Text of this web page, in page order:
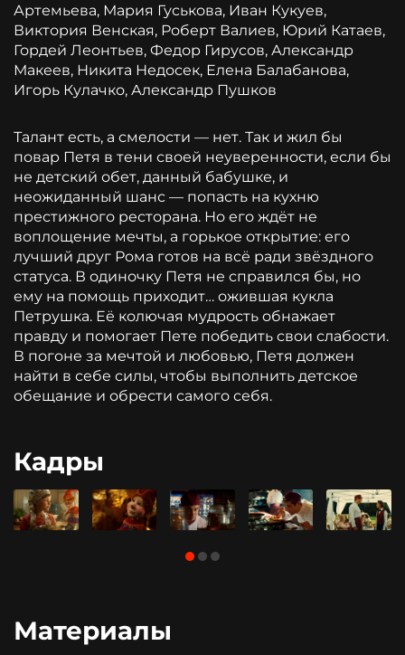
Артемьева, Мария Гуськова, Иван Кукуев,
Виктория Венская, Роберт Валиев, Юрий Катаев,
Гордей Леонтьев, Федор Гирусов, Александр
Макеев, Никита Недосек, Елена Балабанова,
Игорь Кулачко, Александр Пушков
Талант есть, а смелости — нет. Так и жил бы
повар Петя в тени своей неуверенности, если бы
не детский обет, данный бабушке, и
неожиданный шанс — попасть на кухню
престижного ресторана. Но его ждёт не
воплощение мечты, а горькое открытие: его
лучший друг Рома готов на всё ради звёздного
статуса. В одиночку Петя не справился бы, но
ему на помощь приходит… ожившая кукла
Петрушка. Её колючая мудрость обнажает
правду и помогает Пете победить свои слабости.
В погоне за мечтой и любовью, Петя должен
найти в себе силы, чтобы выполнить детское
обещание и обрести самого себя.
Кадры
Материалы